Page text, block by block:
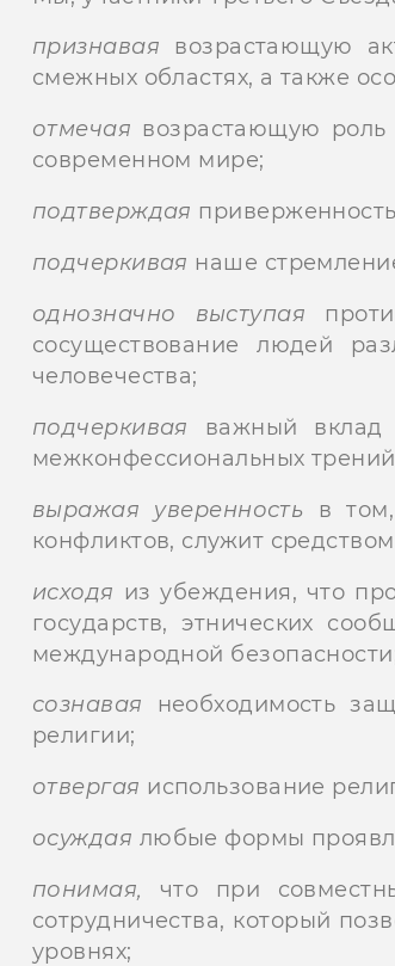
признавая возрастающую
смежных областях, а также
отмечая возрастающую роль
современном мире;
подтверждая
подчеркивая наше
однозначно выступая
сосуществование людей
человечества;
подчеркивая важный вклад
межконфессиональных
выражая уверенность в
конфликтов, служит
исходя из убеждения, что
государств, этнических
международной
сознавая необходимость
религии;
отвергая использование
осуждая любые формы
понимая,
что при
сотрудничества, который
уровнях;